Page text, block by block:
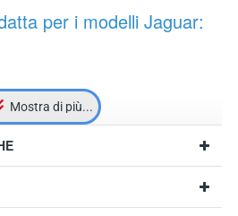
per i modelli Jaguar:
altri modelli con dimensioni